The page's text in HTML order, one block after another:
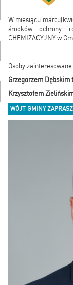
W miesiącu
środków ochrony
CHEMIZACYJNY w
Osoby
Grzegorzem
Krzysztofem
WÓJT GMINY